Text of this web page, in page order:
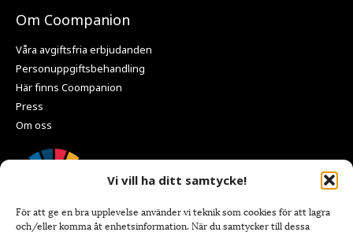
Vi vill ha ditt samtycke!
För att ge en bra upplevelse använder vi teknik som cookies för att lagra
och/eller komma åt enhetsinformation. När du samtycker till dessa
Om Coompanion
Våra avgiftsfria erbjudanden
Personuppgiftsbehandling
Här finns Coompanion
Press
Om oss